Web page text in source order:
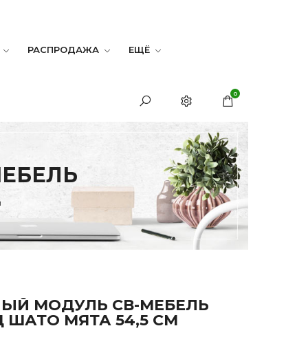
РАСПРОДАЖА ЕЩЁ
0
МОДУЛЬ СВ-МЕБЕЛЬ
ШАТО МЯТА 54,5 СМ